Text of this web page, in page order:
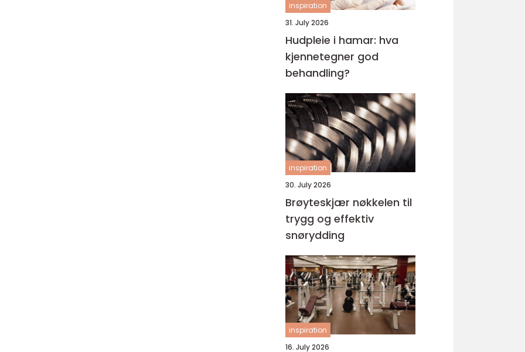
inspiration
31. July 2026
Hudpleie i hamar: hva
kjennetegner god
behandling?
inspiration
30. July 2026
Brøyteskjær nøkkelen til
trygg og effektiv
snørydding
inspiration
16. July 2026